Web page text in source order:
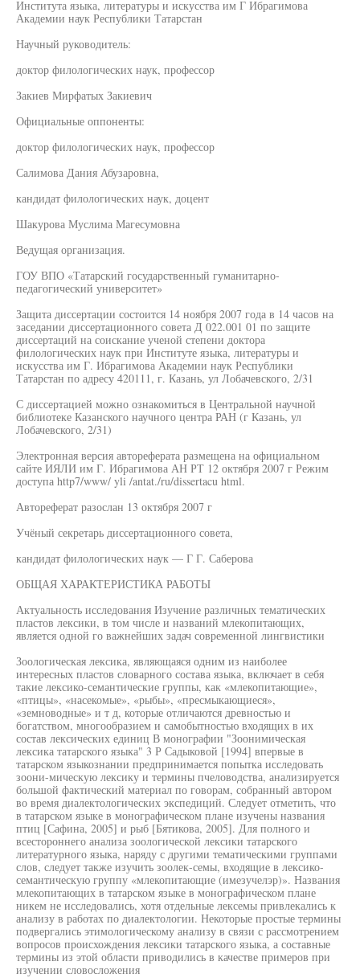
Института языка, литературы и искусства им Г Ибрагимова
Академии наук Республики Татарстан
Научный руководитель:
доктор филологических наук, профессор
Закиев Мирфатых Закиевич
Официальные оппоненты:
доктор филологических наук, профессор
Салимова Дания Абузаровна,
кандидат филологических наук, доцент
Шакурова Муслима Магесумовна
Ведущая организация.
ГОУ ВПО «Татарский государственный гуманитарно-
педагогический университет»
Защита диссертации состоится 14 ноября 2007 года в 14 часов на
заседании диссертационного совета Д 022.001 01 по защите
диссертаций на соискание ученой степени доктора
филологических наук при Институте языка, литературы и
искусства им Г. Ибрагимова Академии наук Республики
Татарстан по адресу 420111, г. Казань, ул Лобачевского, 2/31
С диссертацией можно ознакомиться в Центральной научной
библиотеке Казанского научного центра РАН (г Казань, ул
Лобачевского, 2/31)
Электронная версия автореферата размещена на официальном
сайте ИЯЛИ им Г. Ибрагимова АН РТ 12 октября 2007 г Режим
доступа http7/www/ yli /antat./ru/dissertacu html.
Автореферат разослан 13 октября 2007 г
Учёный секретарь диссертационного совета,
кандидат филологических наук — Г Г. Саберова
ОБЩАЯ ХАРАКТЕРИСТИКА РАБОТЫ
Актуальность исследования Изучение различных тематических
пластов лексики, в том числе и названий млекопитающих,
является одной го важнейших задач современной лингвистики
Зоологическая лексика, являющаяся одним из наиболее
интересных пластов словарного состава языка, включает в себя
такие лексико-семантические группы, как «млекопитающие»,
«птицы», «насекомые», «рыбы», «пресмыкающиеся»,
«земноводные» и т д, которые отличаются древностью и
богатством, многообразием и самобытностью входящих в их
состав лексических единиц В монографии "Зоонимическая
лексика татарского языка" 3 Р Садыковой [1994] впервые в
татарском языкознании предпринимается попытка исследовать
зоони-мическую лексику и термины пчеловодства, анализируется
большой фактический материал по говорам, собранный автором
во время диалектологических экспедиций. Следует отметить, что
в татарском языке в монографическом плане изучены названия
птиц [Сафина, 2005] и рыб [Бятикова, 2005]. Для полного и
всестороннего анализа зоологической лексики татарского
литературного языка, наряду с другими тематическими группами
слов, следует также изучить зоолек-семы, входящие в лексико-
семантическую группу «млекопитающие (имезучелэр)». Названия
млекопитающих в татарском языке в монографическом плане
никем не исследовались, хотя отдельные лексемы привлекались к
анализу в работах по диалектологии. Некоторые простые термины
подвергались этимологическому анализу в связи с рассмотрением
вопросов происхождения лексики татарского языка, а составные
термины из этой области приводились в качестве примеров при
изучении словосложения